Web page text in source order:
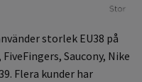
storlek EU38 på
Saucony, Nike
Flera kunder har